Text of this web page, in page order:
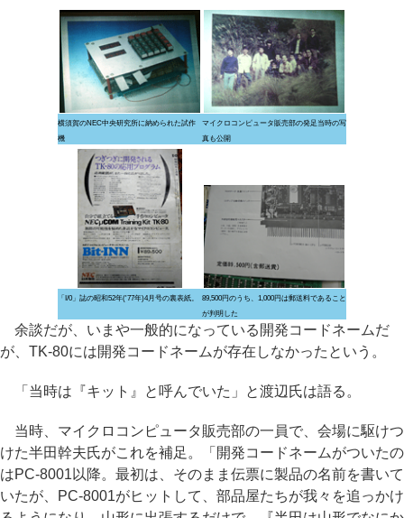
横須賀のNEC中央研究所に納められた試作
機
マイクロコンピュータ販売部の発足当時の写
真も公開
「I/0」誌の昭和52年('77年)4月号の裏表紙。
89,500円のうち、1,000円は郵送料であること
が判明した
余談だが、いまや一般的になっている開発コードネームだ
が、TK-80には開発コードネームが存在しなかったという。
「当時は『キット』と呼んでいた」と渡辺氏は語る。
当時、マイクロコンピュータ販売部の一員で、会場に駆けつ
けた半田幹夫氏がこれを補足。「開発コードネームがついたの
はPC-8001以降。最初は、そのまま伝票に製品の名前を書いて
いたが、PC-8001がヒットして、部品屋たちが我々を追っかけ